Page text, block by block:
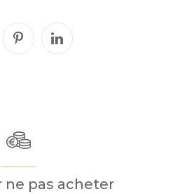
ne pas acheter